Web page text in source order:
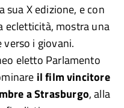
sua X edizione, e con
ecletticità, mostra una
i giovani.
eletto Parlamento
il film vincitore
a Strasburgo, alla